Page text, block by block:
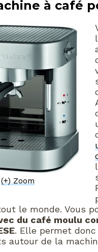
à café
(+) Zoom
le monde. Vous
du café moulu
. Elle permet
autour de la